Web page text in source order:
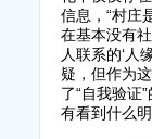
信息，“村庄
在基本没有
人联系的‘人
疑，但作为
了“自我验证
有看到什么